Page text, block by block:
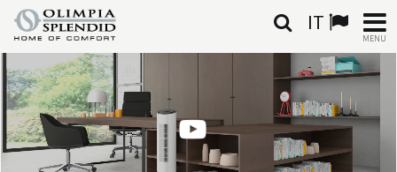
IT
MENU
ITALIANO
HOME
CLIMATIZZAZIONE